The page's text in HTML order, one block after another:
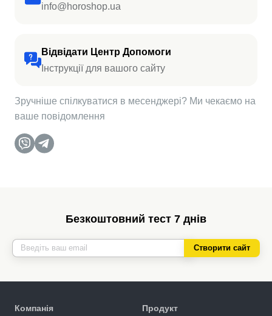
info@horoshop.ua
Відвідати Центр Допомоги
Інструкції для вашого сайту
Зручніше спілкуватися в месенджері? Ми чекаємо на
ваше повідомлення
Безкоштовний тест 7 днів
Створити сайт
Компанія Продукт